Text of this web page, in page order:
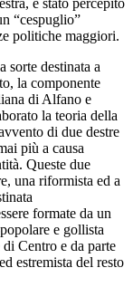
“cespuglio”
politiche maggiori.
sorte destinata a
la componente
di Alfano e
la teoria della
di due destre
più a causa
Queste due
una riformista ed a
formate da un
e gollista
Centro e da parte
estremista del resto